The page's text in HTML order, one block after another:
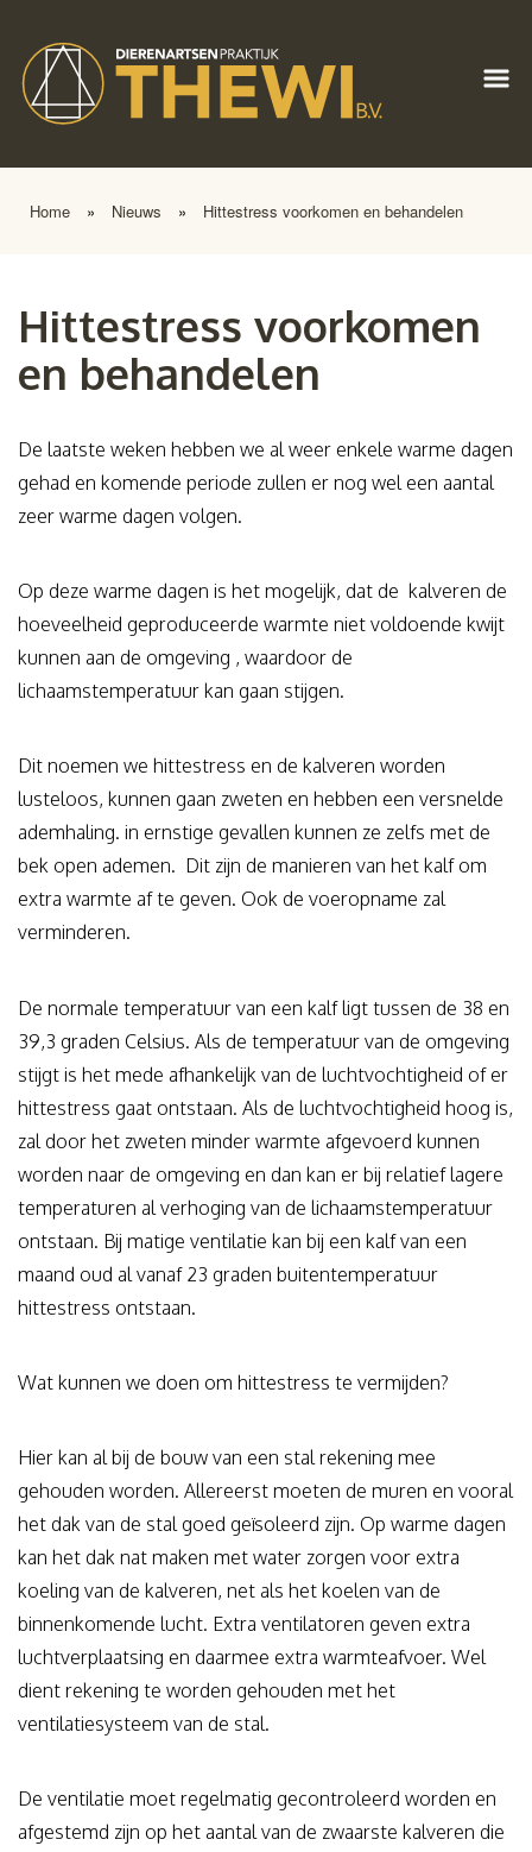
Home » Nieuws » Hittestress voorkomen en behandelen
Hittestress voorkomen
en behandelen
De laatste weken hebben we al weer enkele warme dagen
gehad en komende periode zullen er nog wel een aantal
zeer warme dagen volgen.
Op deze warme dagen is het mogelijk, dat de kalveren de
hoeveelheid geproduceerde warmte niet voldoende kwijt
kunnen aan de omgeving , waardoor de
lichaamstemperatuur kan gaan stijgen.
Dit noemen we hittestress en de kalveren worden
lusteloos, kunnen gaan zweten en hebben een versnelde
ademhaling. in ernstige gevallen kunnen ze zelfs met de
bek open ademen. Dit zijn de manieren van het kalf om
extra warmte af te geven. Ook de voeropname zal
verminderen.
De normale temperatuur van een kalf ligt tussen de 38 en
39,3 graden Celsius. Als de temperatuur van de omgeving
stijgt is het mede afhankelijk van de luchtvochtigheid of er
hittestress gaat ontstaan. Als de luchtvochtigheid hoog is,
zal door het zweten minder warmte afgevoerd kunnen
worden naar de omgeving en dan kan er bij relatief lagere
temperaturen al verhoging van de lichaamstemperatuur
ontstaan. Bij matige ventilatie kan bij een kalf van een
maand oud al vanaf 23 graden buitentemperatuur
hittestress ontstaan.
Wat kunnen we doen om hittestress te vermijden?
Hier kan al bij de bouw van een stal rekening mee
gehouden worden. Allereerst moeten de muren en vooral
het dak van de stal goed geïsoleerd zijn. Op warme dagen
kan het dak nat maken met water zorgen voor extra
koeling van de kalveren, net als het koelen van de
binnenkomende lucht. Extra ventilatoren geven extra
luchtverplaatsing en daarmee extra warmteafvoer. Wel
dient rekening te worden gehouden met het
ventilatiesysteem van de stal.
De ventilatie moet regelmatig gecontroleerd worden en
afgestemd zijn op het aantal van de zwaarste kalveren die